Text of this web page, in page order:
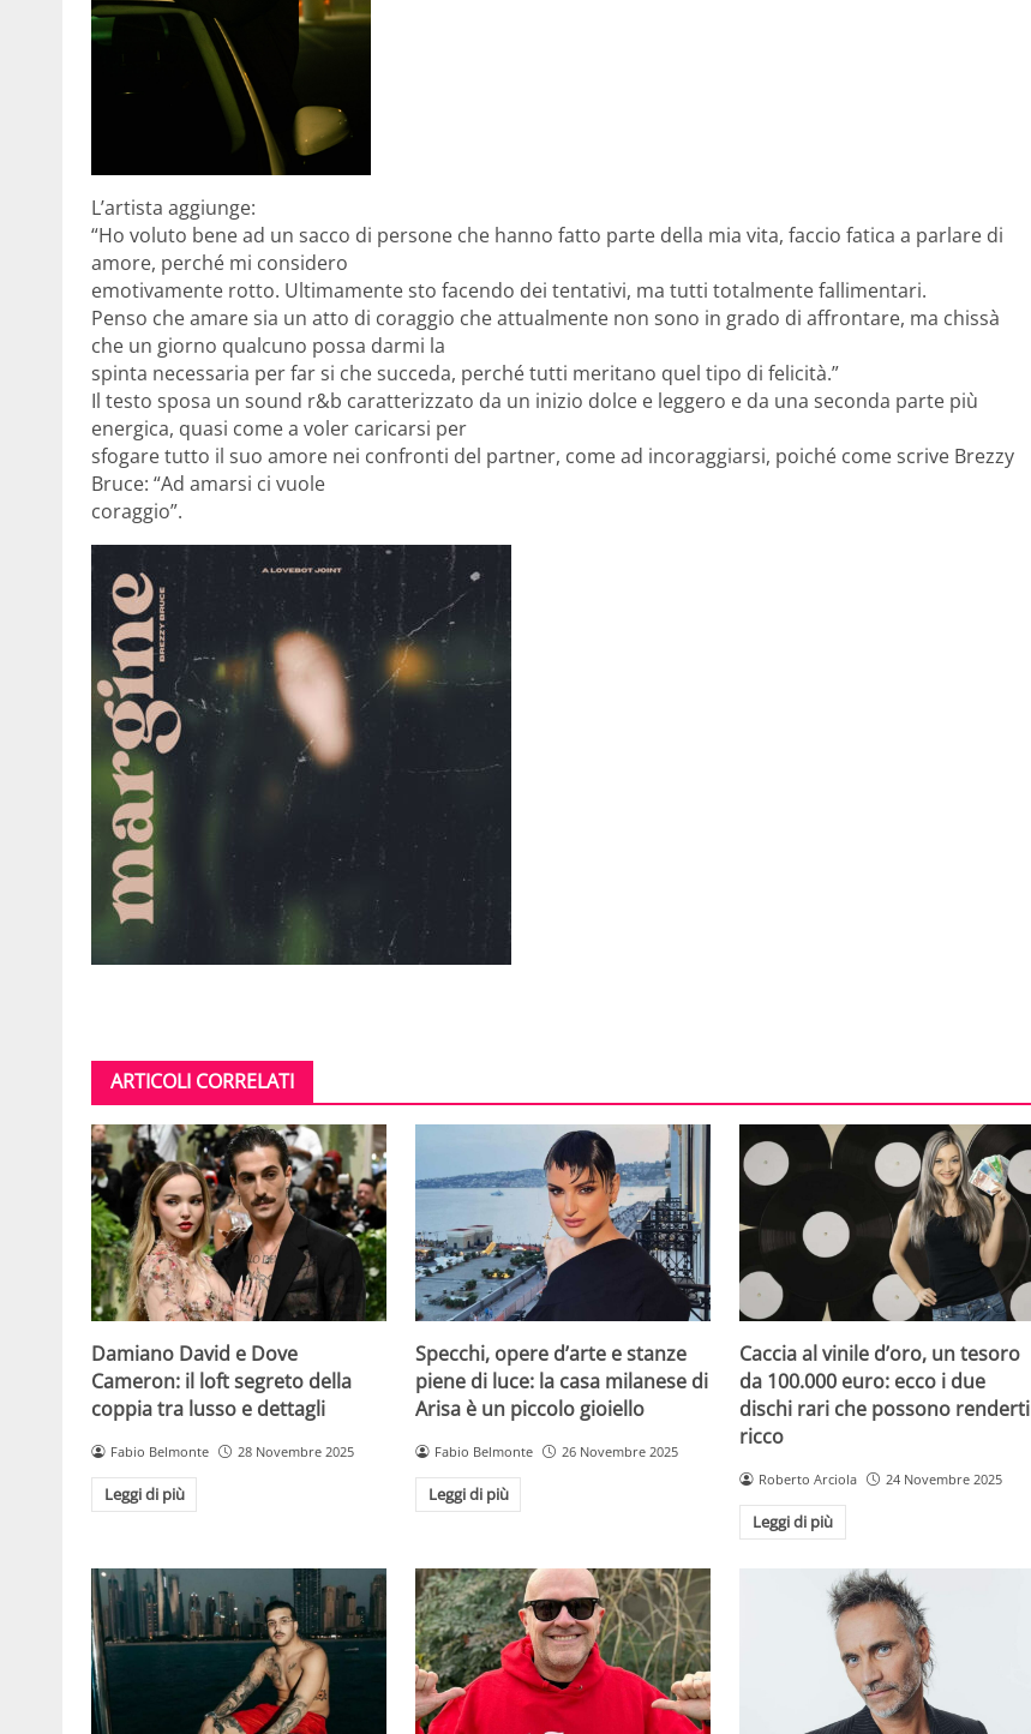
L’artista aggiunge:
“Ho voluto bene ad un sacco di persone che hanno fatto parte della mia vita, faccio fatica a parlare di
amore, perché mi considero
emotivamente rotto. Ultimamente sto facendo dei tentativi, ma tutti totalmente fallimentari.
Penso che amare sia un atto di coraggio che attualmente non sono in grado di affrontare, ma chissà
che un giorno qualcuno possa darmi la
spinta necessaria per far si che succeda, perché tutti meritano quel tipo di felicità.”
Il testo sposa un sound r&b caratterizzato da un inizio dolce e leggero e da una seconda parte più
energica, quasi come a voler caricarsi per
sfogare tutto il suo amore nei confronti del partner, come ad incoraggiarsi, poiché come scrive Brezzy
Bruce: “Ad amarsi ci vuole
coraggio”.
ARTICOLI CORRELATI
Damiano David e Dove
Cameron: il loft segreto della
coppia tra lusso e dettagli
Fabio Belmonte 28 Novembre 2025
Leggi di più
Specchi, opere d’arte e stanze
piene di luce: la casa milanese di
Arisa è un piccolo gioiello
Fabio Belmonte 26 Novembre 2025
Leggi di più
Caccia al vinile d’oro, un tesoro
da 100.000 euro: ecco i due
dischi rari che possono renderti
ricco
Roberto Arciola 24 Novembre 2025
Leggi di più